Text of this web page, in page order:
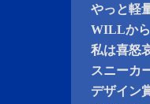
やっと軽
WILLから
私は喜怒
スニーカ
デザイン